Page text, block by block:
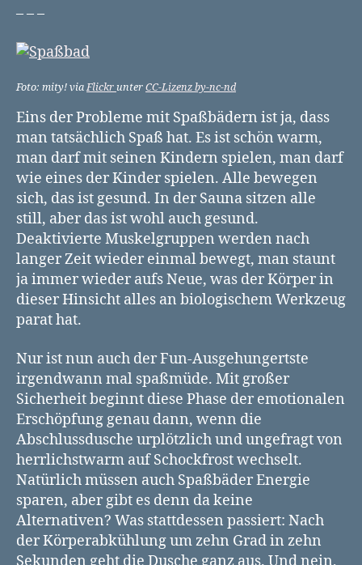
– – –
Foto: mity! viaFlickrunterCC-Lizenz by-nc-nd
Eins der Probleme mit Spaßbädern ist ja, dass
man tatsächlich Spaß hat. Es ist schön warm,
man darf mit seinen Kindern spielen, man darf
wie eines der Kinder spielen. Alle bewegen
sich, das ist gesund. In der Sauna sitzen alle
still, aber das ist wohl auch gesund.
Deaktivierte Muskelgruppen werden nach
langer Zeit wieder einmal bewegt, man staunt
ja immer wieder aufs Neue, was der Körper in
dieser Hinsicht alles an biologischem Werkzeug
parat hat.
Nur ist nun auch der Fun-Ausgehungertste
irgendwann mal spaßmüde. Mit großer
Sicherheit beginnt diese Phase der emotionalen
Erschöpfung genau dann, wenn die
Abschlussdusche urplötzlich und ungefragt von
herrlichstwarm auf Schockfrost wechselt.
Natürlich müssen auch Spaßbäder Energie
sparen, aber gibt es denn da keine
Alternativen? Was stattdessen passiert: Nach
der Körperabkühlung um zehn Grad in zehn
Sekunden geht die Dusche ganz aus. Und nein,